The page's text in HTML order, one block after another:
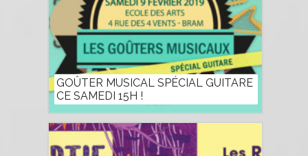
GOÛTER MUSICAL SPÉCIAL GUITARE
CE SAMEDI 15H !